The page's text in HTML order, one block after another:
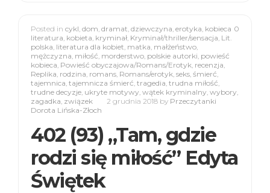
0
Posted in cykl, dom, dramat, dziewczyna, erotyka, kobieca
literatura, kobieta, kryminał, Kryminał/thriller/sensacja, Lit.
polska, literatura dla kobiet, matka, małżeństwo,
mężczyzna, miłość, morderstwo, polskie autorki, powieść
kobieca, Powieść obyczajowa/Romans/Erotyk, recenzja,
Replika, rodzina, romans, Romans/erotyk, seks, śmierć,
tajemnica, tajemnicza śmierć, tragedia, trudna miłość,
trudne decyzje, ukryte motywy, wątek kryminalny, wybory,
zagadka, związek 2 grudnia 2018 by Przeczytanki
Dorota Lińska-Złoch
402 (93) „Tam, gdzie
rodzi się miłość” Edyta
Świętek